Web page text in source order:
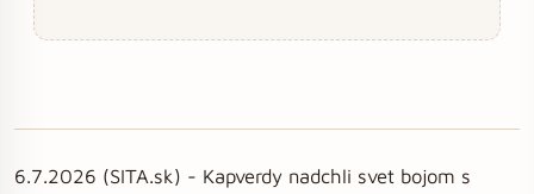
6.7.2026 (SITA.sk) - Kapverdy nadchli svet bojom s